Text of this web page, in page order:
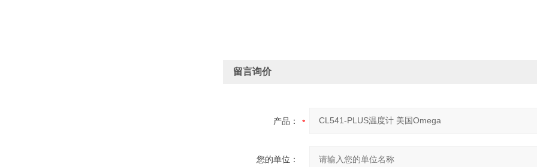
留言询价
产品：
您的单位：